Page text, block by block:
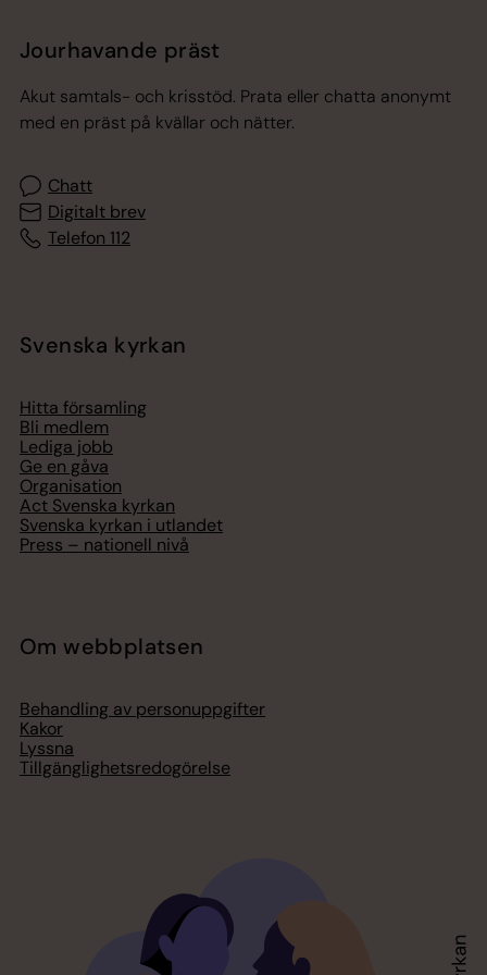
Jourhavande präst
Akut samtals- och krisstöd. Prata eller chatta anonymt
med en präst på kvällar och nätter.
Chatt
Digitalt brev
Telefon 112
Svenska kyrkan
Hitta församling
Bli medlem
Lediga jobb
Ge en gåva
Organisation
Act Svenska kyrkan
Svenska kyrkan i utlandet
Press – nationell nivå
Om webbplatsen
Behandling av personuppgifter
Kakor
Lyssna
Tillgänglighetsredogörelse